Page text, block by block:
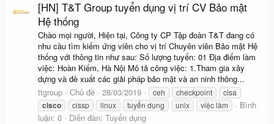
[HN] T&T Group tuyển dụng vị trí CV Bảo mật
Hệ thống
Chào mọi người, Hiện tại, Công ty CP Tập đoàn T&T đang có
nhu cầu tìm kiếm ứng viên cho vị trí Chuyên viên Bảo mật Hệ
thống với thông tin như sau: Số lượng tuyển: 01 Địa điểm làm
việc: Hoàn Kiếm, Hà Nội Mô tả công việc: 1.Tham gia xây
dựng và đề xuất các giải pháp bảo mật và an ninh thông...
ttgroup
Chủ đề 28/03/2019 ceh checkpoint cisa
cisco cissp linux tuyển dụng unix việc làm
Bình
luận: 0
Diễn đàn: Tuyển dụng